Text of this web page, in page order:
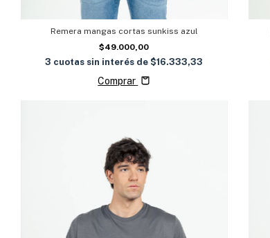
Remera mangas cortas sunkiss azul
$49.000,00
3 cuotas sin interés de$16.333,33
Comprar